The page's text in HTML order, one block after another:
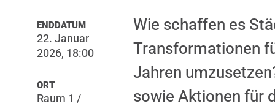
ENDDATUM
22. Januar
2026, 18:00
ORT
Raum 1 /
Wie schaffen es
Transformationen
Jahren
sowie Aktionen für